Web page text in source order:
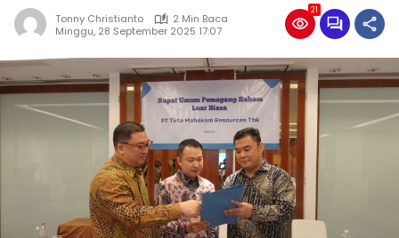
Tonny Christianto
2 Min Baca
Minggu, 28 September 2025 17:07
21